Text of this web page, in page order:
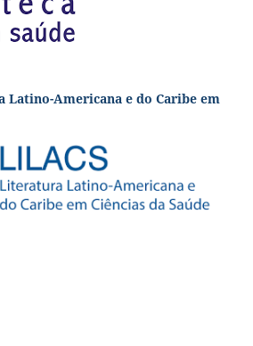
Latino-Americana e do Caribe em